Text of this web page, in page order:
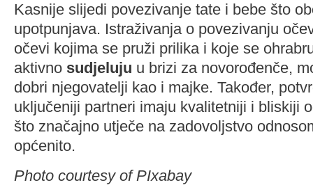
Kasnije slijedi povezivanje tate i bebe što
upotpunjava. Istraživanja o povezivanju
očevi kojima se pruži prilika i koje se
aktivno sudjeluju u brizi za novorođenče,
dobri njegovatelji kao i majke. Također,
uključeniji partneri imaju kvalitetniji i bliskiji
što značajno utječe na zadovoljstvo
općenito.
Photo courtesy of PIxabay